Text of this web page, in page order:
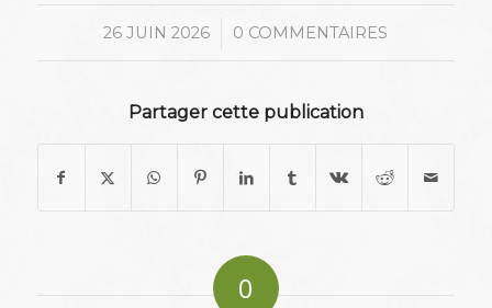
26 JUIN 2026
/ 0 COMMENTAIRES
Partager cette publication
0